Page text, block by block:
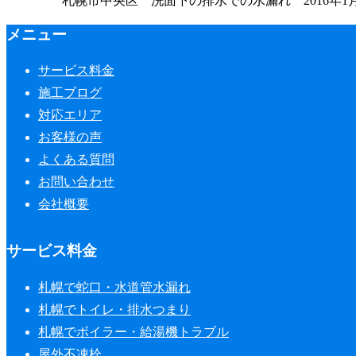
メニュー
サービス料金
施工ブログ
対応エリア
お客様の声
よくある質問
お問い合わせ
会社概要
サービス料金
札幌で蛇口・水道管水漏れ
札幌でトイレ・排水つまり
札幌でボイラー・給湯機トラブル